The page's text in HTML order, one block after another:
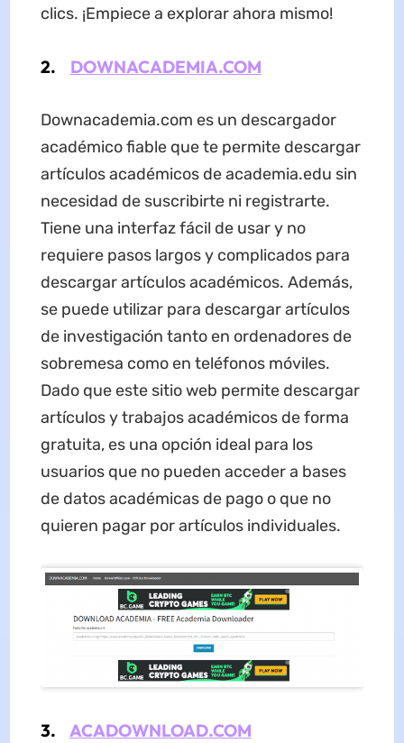
clics. ¡Empiece a explorar ahora mismo!
2. DOWNACADEMIA.COM
Downacademia.com es un descargador
académico fiable que te permite descargar
artículos académicos de academia.edu sin
necesidad de suscribirte ni registrarte.
Tiene una interfaz fácil de usar y no
requiere pasos largos y complicados para
descargar artículos académicos. Además,
se puede utilizar para descargar artículos
de investigación tanto en ordenadores de
sobremesa como en teléfonos móviles.
Dado que este sitio web permite descargar
artículos y trabajos académicos de forma
gratuita, es una opción ideal para los
usuarios que no pueden acceder a bases
de datos académicas de pago o que no
quieren pagar por artículos individuales.
3. ACADOWNLOAD.COM